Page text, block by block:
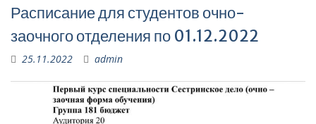
Расписание для студентов очно-
заочного отделения по 01.12.2022
25.11.2022 admin